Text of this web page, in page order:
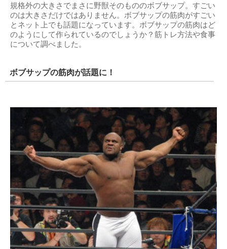
規格外の大きさでまさに野獣そのもののボブサップ。すごい
のは大きさだけではありません。ボブサップの筋肉がすごい
とネット上でも話題になっています。ボブサップの筋肉はど
のようにして作られているのでしょうか？筋トレ方法や食事
について調べました。
ボブサップの筋肉が話題に！